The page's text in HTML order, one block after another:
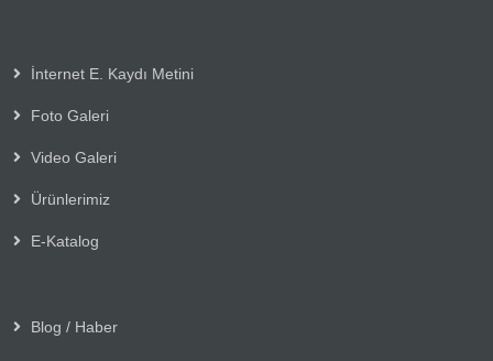
İnternet E. Kaydı Metini
Foto Galeri
Video Galeri
Ürünlerimiz
E-Katalog
Blog / Haber